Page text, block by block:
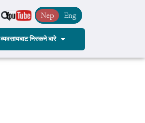
Nep Eng
व्यवसायबाट निस्कने बारे